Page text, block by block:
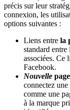
précis sur leur
connexion, les
options suivantes :
Liens entre la
standard entre
associées. Ce
Facebook.
Nouvelle
connectez
comme une
à la marque